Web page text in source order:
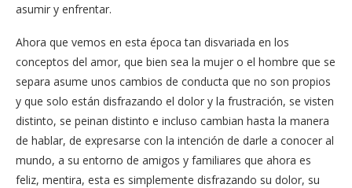
asumir y enfrentar.
Ahora que vemos en esta época tan disvariada en los
conceptos del amor, que bien sea la mujer o el hombre que se
separa asume unos cambios de conducta que no son propios
y que solo están disfrazando el dolor y la frustración, se visten
distinto, se peinan distinto e incluso cambian hasta la manera
de hablar, de expresarse con la intención de darle a conocer al
mundo, a su entorno de amigos y familiares que ahora es
feliz, mentira, esta es simplemente disfrazando su dolor, su